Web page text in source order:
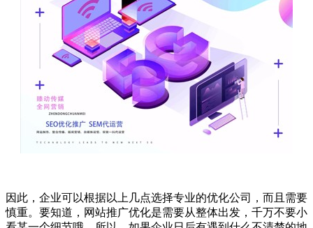
因此，企业可以根据以上几点选择专业的优化公司，而且需要
慎重。要知道，网站推广优化是需要从整体出发，千万不要小